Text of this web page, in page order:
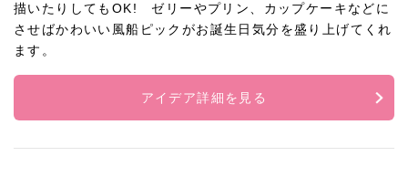
描いたりしてもOK! ゼリーやプリン、カップケーキなどに
させばかわいい風船ピックがお誕生日気分を盛り上げてくれ
ます。
アイデア詳細を見る